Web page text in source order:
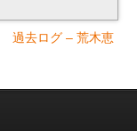
過去ログ – 荒木恵